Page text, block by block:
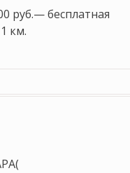
руб.— бесплатная
км.